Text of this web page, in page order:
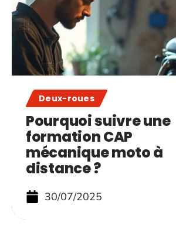
Deux-roues
Pourquoi suivre une
formation CAP
mécanique moto à
distance ?
30/07/2025